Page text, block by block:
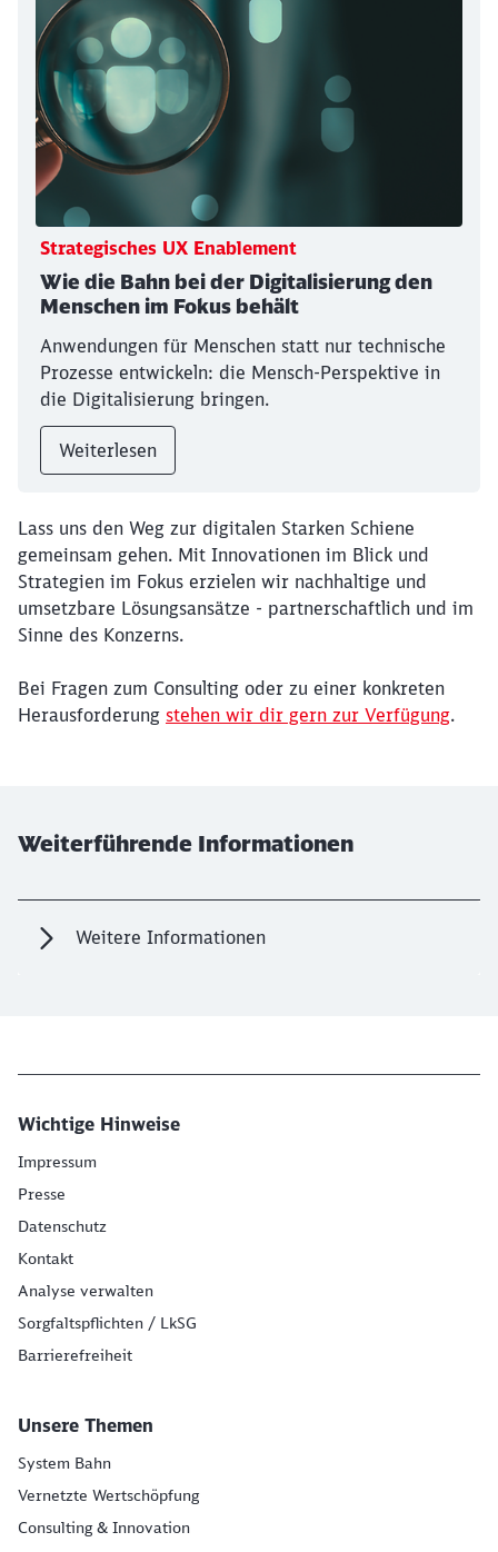
Strategisches UX Enablement
Wie die Bahn bei der Digitalisierung den
Menschen im Fokus behält
Anwendungen für Menschen statt nur technische
Prozesse entwickeln: die Mensch-Perspektive in
die Digitalisierung bringen.
Weiterlesen
Lass uns den Weg zur digitalen Starken Schiene
gemeinsam gehen. Mit Innovationen im Blick und
Strategien im Fokus erzielen wir nachhaltige und
umsetzbare Lösungsansätze - partnerschaftlich und im
Sinne des Konzerns.
Bei Fragen zum Consulting oder zu einer konkreten
Herausforderung stehen wir dir gern zur Verfügung.
Weiterführende Informationen
Weitere Informationen
Wichtige Hinweise
Impressum
Presse
Datenschutz
Kontakt
Analyse verwalten
Sorgfaltspflichten / LkSG
Barrierefreiheit
Unsere Themen
System Bahn
Vernetzte Wertschöpfung
Consulting & Innovation